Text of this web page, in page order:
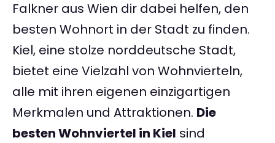
Falkner aus Wien dir dabei helfen, den
besten Wohnort in der Stadt zu finden.
Kiel, eine stolze norddeutsche Stadt,
bietet eine Vielzahl von Wohnvierteln,
alle mit ihren eigenen einzigartigen
Merkmalen und Attraktionen. Die
besten Wohnviertel in Kiel sind